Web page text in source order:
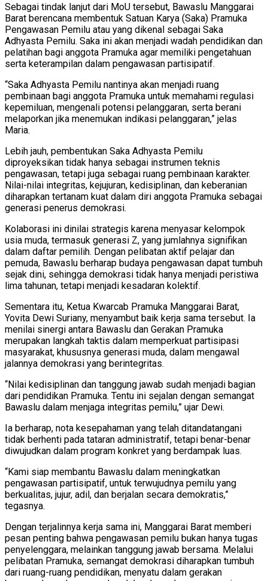
Sebagai tindak lanjut dari MoU tersebut, Bawaslu Manggarai
Barat berencana membentuk Satuan Karya (Saka) Pramuka
Pengawasan Pemilu atau yang dikenal sebagai Saka
Adhyasta Pemilu. Saka ini akan menjadi wadah pendidikan dan
pelatihan bagi anggota Pramuka agar memiliki pengetahuan
serta keterampilan dalam pengawasan partisipatif.
“Saka Adhyasta Pemilu nantinya akan menjadi ruang
pembinaan bagi anggota Pramuka untuk memahami regulasi
kepemiluan, mengenali potensi pelanggaran, serta berani
melaporkan jika menemukan indikasi pelanggaran,” jelas
Maria.
Lebih jauh, pembentukan Saka Adhyasta Pemilu
diproyeksikan tidak hanya sebagai instrumen teknis
pengawasan, tetapi juga sebagai ruang pembinaan karakter.
Nilai-nilai integritas, kejujuran, kedisiplinan, dan keberanian
diharapkan tertanam kuat dalam diri anggota Pramuka sebagai
generasi penerus demokrasi.
Kolaborasi ini dinilai strategis karena menyasar kelompok
usia muda, termasuk generasi Z, yang jumlahnya signifikan
dalam daftar pemilih. Dengan pelibatan aktif pelajar dan
pemuda, Bawaslu berharap budaya pengawasan dapat tumbuh
sejak dini, sehingga demokrasi tidak hanya menjadi peristiwa
lima tahunan, tetapi menjadi kesadaran kolektif.
Sementara itu, Ketua Kwarcab Pramuka Manggarai Barat,
Yovita Dewi Suriany, menyambut baik kerja sama tersebut. Ia
menilai sinergi antara Bawaslu dan Gerakan Pramuka
merupakan langkah taktis dalam memperkuat partisipasi
masyarakat, khususnya generasi muda, dalam mengawal
jalannya demokrasi yang berintegritas.
“Nilai kedisiplinan dan tanggung jawab sudah menjadi bagian
dari pendidikan Pramuka. Tentu ini sejalan dengan semangat
Bawaslu dalam menjaga integritas pemilu,” ujar Dewi.
Ia berharap, nota kesepahaman yang telah ditandatangani
tidak berhenti pada tataran administratif, tetapi benar-benar
diwujudkan dalam program konkret yang berdampak luas.
“Kami siap membantu Bawaslu dalam meningkatkan
pengawasan partisipatif, untuk terwujudnya pemilu yang
berkualitas, jujur, adil, dan berjalan secara demokratis,”
tegasnya.
Dengan terjalinnya kerja sama ini, Manggarai Barat memberi
pesan penting bahwa pengawasan pemilu bukan hanya tugas
penyelenggara, melainkan tanggung jawab bersama. Melalui
pelibatan Pramuka, semangat demokrasi diharapkan tumbuh
dari ruang-ruang pendidikan, menyatu dalam gerakan